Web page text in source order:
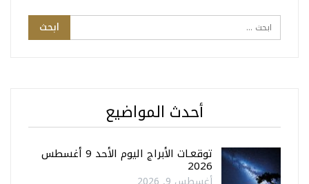
أحدث المواضيع
توقعـات الأبراج اليوم الأحد 9 أغسطس
2026